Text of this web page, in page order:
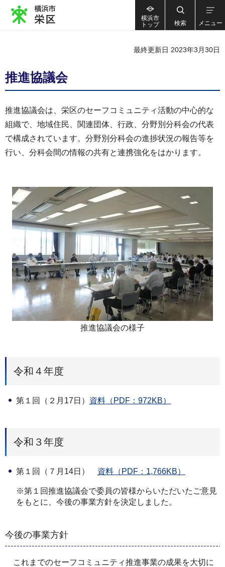
横浜市
トップ
検索 メニュー
最終更新日 2023年3月30日
推進協議会
推進協議会は、栄区のセーフコミュニティ活動の中心的な
組織で、地域住民、関連団体、行政、分野別分科会の代表
で構成されています。分野別分科会の進捗状況の報告等を
行い、分科会間の情報の共有と連携強化をはかります。
推進協議会の様子
令和４年度
第１回（２月17日） 資料（PDF：972KB）
令和３年度
第１回（７月14日） 資料（PDF：1,766KB）
※第１回推進協議会で委員の皆様からいただいたご意見
をもとに、今後の事業方針を決定しました。
今後の事業方針
これまでのセーフコミュニティ推進事業の成果を大切に